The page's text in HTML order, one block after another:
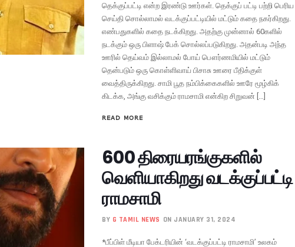
தெக்குப்பட்டி என்ற இரண்டு ஊர்கள். தெக்குப் பட்டி பற்றி பெரிய
செய்தி சொல்லாமல் வடக்குப்பட்டியில் மட்டும் கதை நகர்கிறது.
எண்பதுகளில் கதை நடக்கிறது. அதற்கு முன்னால் 60களில்
நடக்கும் ஒரு பிளாஷ் பேக் சொல்லப்படுகிறது. அதன்படி அந்த
ஊரில் தெய்வம் இல்லாமல் போய் பௌர்ணமியில் மட்டும்
தென்படும் ஒரு கொள்ளிவாய் பிசாசு ஊரை பீதிக்குள்
வைத்திருக்கிறது. சாமி பூத நம்பிக்கைகளில் ஊரே மூழ்கிக்
கிடக்க, அங்கு வசிக்கும் ராமசாமி என்கிற சிறுவன் […]
READ MORE
600 திரையரங்குகளில்
வெளியாகிறது வடக்குப்பட்டி
ராமசாமி
BY G TAMIL NEWS ON JANUARY 31, 2024
*பீப்பிள் மீடியா பேக்டரியின் ‘வடக்குப்பட்டி ராமசாமி’ உலகம்